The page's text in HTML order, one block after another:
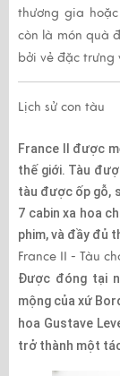
thương gia
còn là món quà
bởi vẻ đặc trưng
Lịch sử con tàu
France II được
thế giới. Tàu
tàu được ốp gỗ,
7 cabin xa hoa
phim, và đầy đủ
France II - Tàu
Được đóng tại
mộng của xứ
hoa Gustave
trở thành một